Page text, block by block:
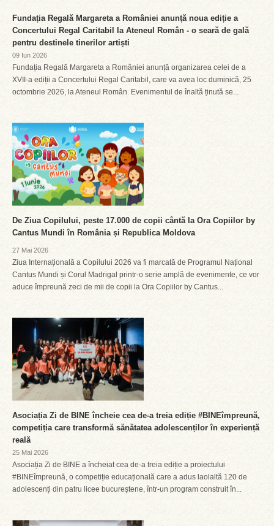
Fundația Regală Margareta a României anunță noua ediție a
Concertului Regal Caritabil la Ateneul Român - o seară de gală
pentru destinele tinerilor artiști
09 Iun 2026
Fundația Regală Margareta a României anunță organizarea celei de a
XVII-a ediții a Concertului Regal Caritabil, care va avea loc duminică, 25
octombrie 2026, la Ateneul Român. Evenimentul de înaltă ținută se...
De Ziua Copilului, peste 17.000 de copii cântă la Ora Copiilor by
Cantus Mundi în România și Republica Moldova
27 Mai 2026
Ziua Internațională a Copilului 2026 va fi marcată de Programul Național
Cantus Mundi și Corul Madrigal printr-o serie amplă de evenimente, ce vor
aduce împreună zeci de mii de copii la Ora Copiilor by Cantus...
Asociația Zi de BINE încheie cea de-a treia ediție #BINEîmpreună,
competiția care transformă sănătatea adolescenților în experiență
reală
25 Mai 2026
Asociația Zi de BINE a încheiat cea de-a treia ediție a proiectului
#BINEîmpreună, o competiție educațională care a adus laolaltă 120 de
adolescenți din patru licee bucureștene, într-un program construit în...